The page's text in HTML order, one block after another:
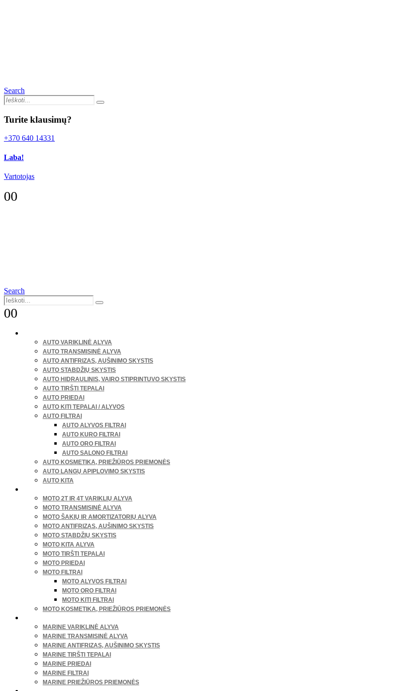
Search
Turite klausimų?
+370 640 14331
Laba!
Vartotojas
00
Search
00
AUTO VARIKLINĖ ALYVA
AUTO TRANSMISINĖ ALYVA
AUTO ANTIFRIZAS, AUŠINIMO SKYSTIS
AUTO STABDŽIŲ SKYSTIS
AUTO HIDRAULINIS, VAIRO STIPRINTUVO SKYSTIS
AUTO TIRŠTI TEPALAI
AUTO PRIEDAI
AUTO KITI TEPALAI / ALYVOS
AUTO FILTRAI
AUTO ALYVOS FILTRAI
AUTO KURO FILTRAI
AUTO ORO FILTRAI
AUTO SALONO FILTRAI
AUTO KOSMETIKA, PRIEŽIŪROS PRIEMONĖS
AUTO LANGŲ APIPLOVIMO SKYSTIS
AUTO KITA
MOTO 2T IR 4T VARIKLIŲ ALYVA
MOTO TRANSMISINĖ ALYVA
MOTO ŠAKIŲ IR AMORTIZATORIŲ ALYVA
MOTO ANTIFRIZAS, AUŠINIMO SKYSTIS
MOTO STABDŽIŲ SKYSTIS
MOTO KITA ALYVA
MOTO TIRŠTI TEPALAI
MOTO PRIEDAI
MOTO FILTRAI
MOTO ALYVOS FILTRAI
MOTO ORO FILTRAI
MOTO KITI FILTRAI
MOTO KOSMETIKA, PRIEŽIŪROS PRIEMONĖS
MARINE VARIKLINĖ ALYVA
MARINE TRANSMISINĖ ALYVA
MARINE ANTIFRIZAS, AUŠINIMO SKYSTIS
MARINE TIRŠTI TEPALAI
MARINE PRIEDAI
MARINE FILTRAI
MARINE PRIEŽIŪROS PRIEMONĖS